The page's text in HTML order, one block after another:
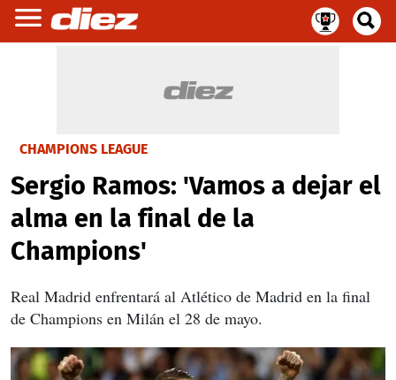
CHAMPIONS LEAGUE
Sergio Ramos: 'Vamos a dejar el
alma en la final de la
Champions'
Real Madrid enfrentará al Atlético de Madrid en la final
de Champions en Milán el 28 de mayo.